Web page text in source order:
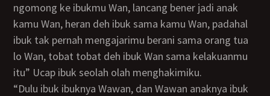
ngomong ke ibukmu Wan, lancang bener jadi anak
kamu Wan, heran deh ibuk sama kamu Wan, padahal
ibuk tak pernah mengajarimu berani sama orang tua
lo Wan, tobat tobat deh ibuk Wan sama kelakuanmu
itu” Ucap ibuk seolah olah menghakimiku.
“Dulu ibuk ibuknya Wawan, dan Wawan anaknya ibuk